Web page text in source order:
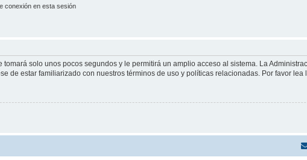
conexión en esta sesión
tomará solo unos pocos segundos y le permitirá un amplio acceso al sistema. La
de estar familiarizado con nuestros términos de uso y políticas relacionadas. Por favor